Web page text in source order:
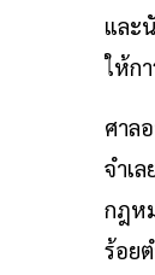
และ
ให้ก
ศาล
จำเ
กฎห
ร้อย